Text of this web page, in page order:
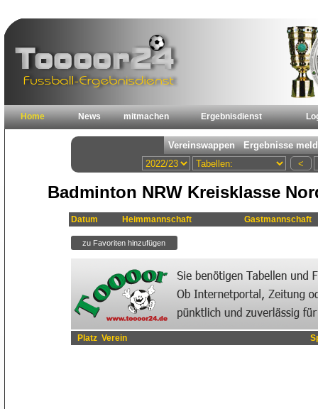
Home News mitmachen Ergebnisdienst
Badminton NRW Kreisklasse
Datum Heimmannschaft Gastmannschaft
Platz Verein